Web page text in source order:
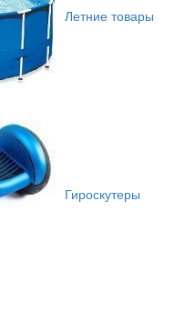
Летние товары
Гироскутеры